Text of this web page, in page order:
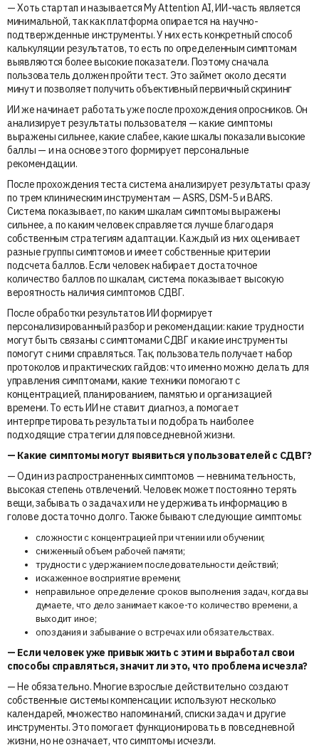
— Хоть стартап и называется My Attention AI, ИИ-часть является
минимальной, так как платформа опирается на научно-
подтвержденные инструменты. У них есть конкретный способ
калькуляции результатов, то есть по определенным симптомам
выявляются более высокие показатели. Поэтому сначала
пользователь должен пройти тест. Это займет около десяти
минут и позволяет получить объективный первичный скрининг
ИИ же начинает работать уже после прохождения опросников. Он
анализирует результаты пользователя — какие симптомы
выражены сильнее, какие слабее, какие шкалы показали высокие
баллы — и на основе этого формирует персональные
рекомендации.
После прохождения теста система анализирует результаты сразу
по трем клиническим инструментам — ASRS, DSM-5 и BARS.
Система показывает, по каким шкалам симптомы выражены
сильнее, а по каким человек справляется лучше благодаря
собственным стратегиям адаптации. Каждый из них оценивает
разные группы симптомов и имеет собственные критерии
подсчета баллов. Если человек набирает достаточное
количество баллов по шкалам, система показывает высокую
вероятность наличия симптомов СДВГ.
После обработки результатов ИИ формирует
персонализированный разбор и рекомендации: какие трудности
могут быть связаны с симптомами СДВГ и какие инструменты
помогут с ними справляться. Так, пользователь получает набор
протоколов и практических гайдов: что именно можно делать для
управления симптомами, какие техники помогают с
концентрацией, планированием, памятью и организацией
времени. То есть ИИ не ставит диагноз, а помогает
интерпретировать результаты и подобрать наиболее
подходящие стратегии для повседневной жизни.
— Какие симптомы могут выявиться у пользователей с СДВГ?
— Один из распространенных симптомов — невнимательность,
высокая степень отвлечений. Человек может постоянно терять
вещи, забывать о задачах или не удерживать информацию в
голове достаточно долго. Также бывают следующие симптомы:
сложности с концентрацией при чтении или обучении;
сниженный объем рабочей памяти;
трудности с удержанием последовательности действий;
искаженное восприятие времени;
неправильное определение сроков выполнения задач, когда вы
думаете, что дело занимает какое-то количество времени, а
выходит иное;
опоздания и забывание о встречах или обязательствах.
— Если человек уже привык жить с этим и выработал свои
способы справляться, значит ли это, что проблема исчезла?
— Не обязательно. Многие взрослые действительно создают
собственные системы компенсации: используют несколько
календарей, множество напоминаний, списки задач и другие
инструменты. Это помогает функционировать в повседневной
жизни, но не означает, что симптомы исчезли.